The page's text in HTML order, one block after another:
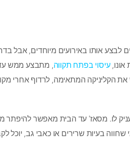
לבצע אותו באירועים מיוחדים, אבל
אונו,עיסוי בפתח תקווה, מתבצע ממש
הקליניקה המתאימה, לרדוף אחרי
לו. מסאז' עד הבית מאפשר להיפתר
בעיות שרירים או כאבי גב, יוכל